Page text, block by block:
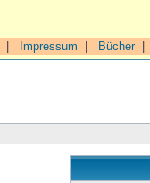
Impressum Bücher|